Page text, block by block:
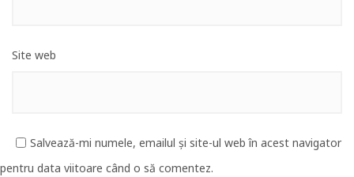
Site web
Salvează-mi numele, emailul și site-ul web în acest navigator
pentru data viitoare când o să comentez.